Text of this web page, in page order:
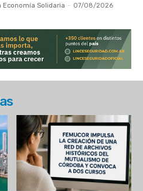
Economía Solidaria - 07/08/2026